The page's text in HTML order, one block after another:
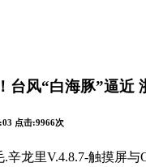
台风“白海豚”逼近
点击:9966次
龙里V.4.8.7-触摸屏与